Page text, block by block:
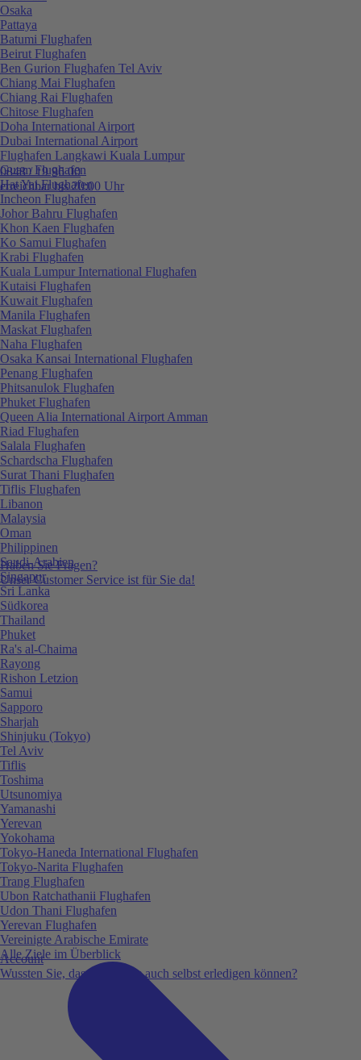
0848 / 19 96 00
erreichbar bis 20:00 Uhr
Haben Sie Fragen?
Unser Customer Service ist für Sie da!
Account
Wussten Sie, dass Sie vieles auch selbst erledigen können?
Osaka
Pattaya
Batumi Flughafen
Beirut Flughafen
Ben Gurion Flughafen Tel Aviv
Chiang Mai Flughafen
Chiang Rai Flughafen
Chitose Flughafen
Doha International Airport
Dubai International Airport
Flughafen Langkawi Kuala Lumpur
Guam Flughafen
Hat Yai Flughafen
Incheon Flughafen
Johor Bahru Flughafen
Khon Kaen Flughafen
Ko Samui Flughafen
Krabi Flughafen
Kuala Lumpur International Flughafen
Kutaisi Flughafen
Kuwait Flughafen
Manila Flughafen
Maskat Flughafen
Naha Flughafen
Osaka Kansai International Flughafen
Penang Flughafen
Phitsanulok Flughafen
Phuket Flughafen
Queen Alia International Airport Amman
Riad Flughafen
Salala Flughafen
Schardscha Flughafen
Surat Thani Flughafen
Tiflis Flughafen
Libanon
Malaysia
Oman
Philippinen
Saudi-Arabien
Singapur
Sri Lanka
Südkorea
Thailand
Phuket
Ra's al-Chaima
Rayong
Rishon Letzion
Samui
Sapporo
Sharjah
Shinjuku (Tokyo)
Tel Aviv
Tiflis
Toshima
Utsunomiya
Yamanashi
Yerevan
Yokohama
Tokyo-Haneda International Flughafen
Tokyo-Narita Flughafen
Trang Flughafen
Ubon Ratchathanii Flughafen
Udon Thani Flughafen
Yerevan Flughafen
Vereinigte Arabische Emirate
Alle Ziele im Überblick